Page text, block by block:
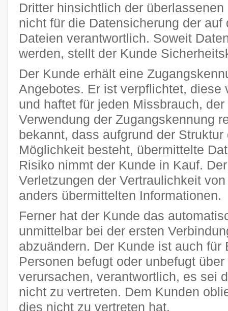
Dritter hinsichtlich der
nicht für die Datensicherung der
Dateien verantwortlich. Soweit
werden, stellt der Kunde
Der Kunde erhält eine
Angebotes. Er ist verpflichtet, diese
und haftet für jeden Missbrauch,
Verwendung der Zugangskennung
bekannt, dass aufgrund der
Möglichkeit besteht, übermittelte
Risiko nimmt der Kunde in Kauf.
Verletzungen der Vertraulichkeit
anders übermittelten Informationen.
Ferner hat der Kunde das
unmittelbar bei der ersten
abzuändern. Der Kunde ist auch für
Personen befugt oder unbefugt
verursachen, verantwortlich, es sei
nicht zu vertreten. Dem Kunden
dies nicht zu vertreten hat.